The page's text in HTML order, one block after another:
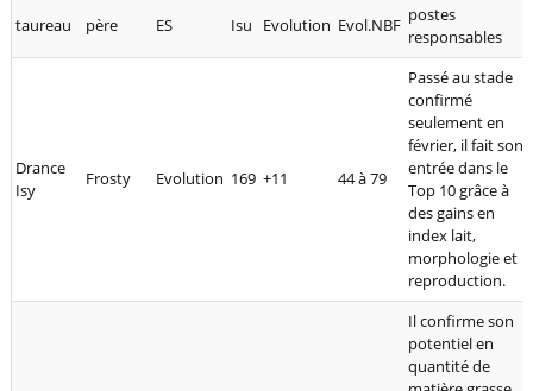
taureau père ES Isu Evolution Evol.NBF postes
responsables
Drance
Isy
Frosty Evolution 169 +11 44 à 79
Passé au stade
confirmé
seulement en
février, il fait son
entrée dans le
Top 10 grâce à
des gains en
index lait,
morphologie et
reproduction.
Il confirme son
potentiel en
quantité de